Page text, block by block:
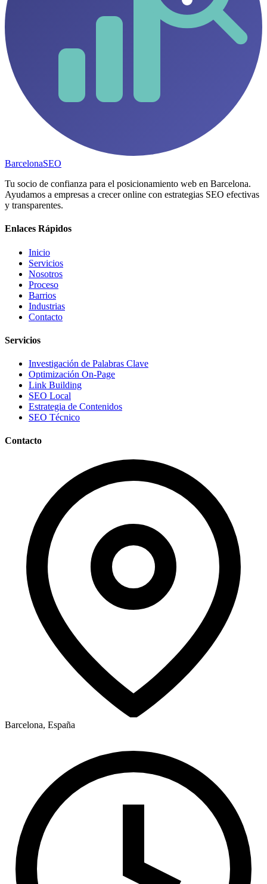
BarcelonaSEO
Tu socio de confianza para el posicionamiento web en Barcelona.
Ayudamos a empresas a crecer online con estrategias SEO efectivas
y transparentes.
Enlaces Rápidos
Inicio
Servicios
Nosotros
Proceso
Barrios
Industrias
Contacto
Servicios
Investigación de Palabras Clave
Optimización On-Page
Link Building
SEO Local
Estrategia de Contenidos
SEO Técnico
Contacto
Barcelona, España